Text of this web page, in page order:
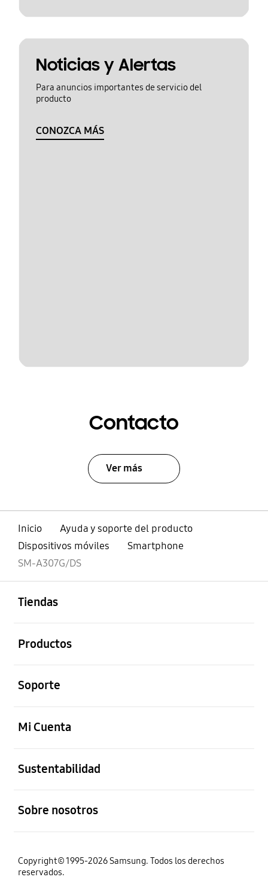
Noticias y Alertas
Para anuncios importantes de servicio del
producto
CONOZCA MÁS
Contacto
Ver más
Inicio
Ayuda y soporte del producto
Dispositivos móviles
Smartphone
SM-A307G/DS
Tiendas
Productos
Soporte
Mi Cuenta
Sustentabilidad
Sobre nosotros
Copyright© 1995-2026 Samsung. Todos los derechos
reservados.